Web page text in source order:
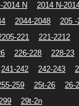
2014 N 2014 N-
2044-2048 205 -
221 221-2212
226-228 228-23
241-242 242-243
259 25t-26 26-
29t-2n